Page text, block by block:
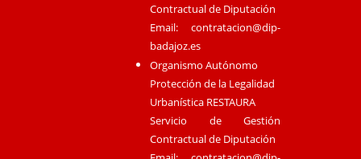
Contractual de Diputación
Email:contratacion@dip-
badajoz.es
Organismo Autónomo
Protección de la Legalidad
Urbanística RESTAURA
Servicio de Gestión
Contractual de Diputación